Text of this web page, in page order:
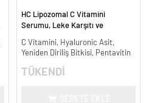
HC Lipozomal C Vitamini
Serumu, Leke Karşıtı ve
C Vitamini, Hyaluronic Asit,
Yeniden Diriliş Bitkisi, Pentavitin
TÜKENDİ